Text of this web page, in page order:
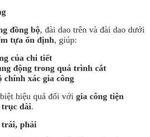
đồng bộ, đài dao trên và đài dao dưới
tựa ổn định, giúp:
của chi tiết
động trong quá trình cắt
chính xác gia công
hiệu quả đối với gia công tiện
trục dài.
trái, phải